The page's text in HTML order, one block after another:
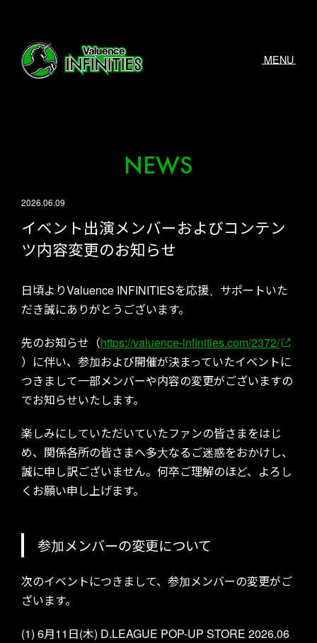
MENU
NEWS
2026.06.09
イベント出演メンバーおよびコンテン
ツ内容変更のお知らせ
日頃よりValuence INFINITIESを応援、サポートいた
だき誠にありがとうございます。
先のお知らせ（https://valuence-infinities.com/2372/
）に伴い、参加および開催が決まっていたイベントに
つきまして一部メンバーや内容の変更がございますの
でお知らせいたします。
楽しみにしていただいていたファンの皆さまをはじ
め、関係各所の皆さまへ多大なるご迷惑をおかけし、
誠に申し訳ございません。何卒ご理解のほど、よろし
くお願い申し上げます。
参加メンバーの変更について
次のイベントにつきまして、参加メンバーの変更がご
ざいます。
(1) 6月11日(木) D.LEAGUE POP-UP STORE 2026.06